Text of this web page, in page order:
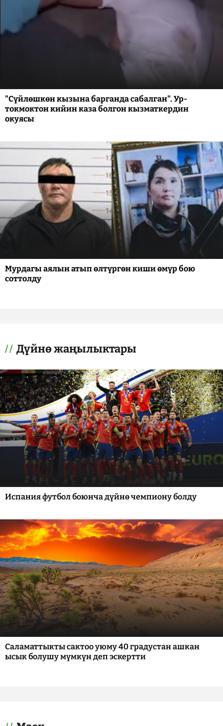
"Сүйлөшкөн кызына барганда сабалган". Ур-
токмоктон кийин каза болгон кызматкердин
окуясы
Мурдагы аялын атып өлтүргөн киши өмүр бою
соттолду
Дүйнө жаңылыктары
Испания футбол боюнча дүйнө чемпиону болду
Саламаттыкты сактоо уюму 40 градустан ашкан
ысык болушу мүмкүн деп эскертти